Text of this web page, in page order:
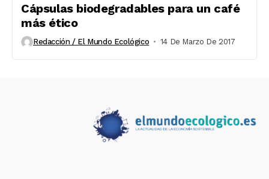
Cápsulas biodegradables para un café
más ético
Redacción / El Mundo Ecológico 14 De Marzo De 2017